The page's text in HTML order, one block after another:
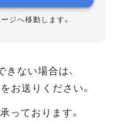
ジへ移動します。
ない場合は、
お送りください。
っております。